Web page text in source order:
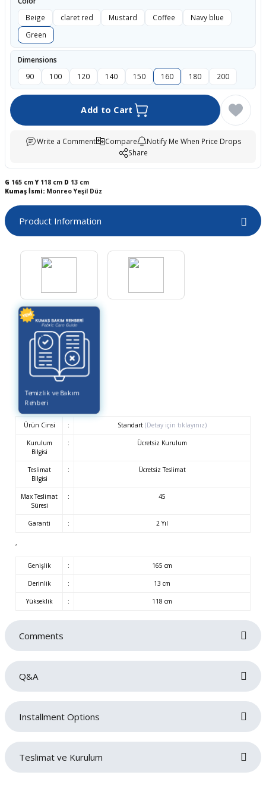
Beige
claret red Mustard Coffee
Navy blue
Green
Dimensions
90
100 120 140 150 160 180 200
Add to Cart
Write a Comment Compare
Notify Me When Price Drops
Share
G 165 cmY118 cm D 13 cm
Kumaş İsmi: Monreo Yeşil Düz
Product Information
Temizlik ve Bakım
Rehberi
Ürün Cinsi : Standart (Detay için tıklayınız)
Kurulum
Bilgisi
: Ücretsiz Kurulum
Teslimat
Bilgisi
: Ücretsiz Teslimat
Max Teslimat
Süresi
: 45
Garanti : 2 Yıl
,
Genişlik : 165 cm
Derinlik : 13 cm
Yükseklik : 118 cm
Comments
Q&A
No questions have been asked about this product yet.
Installment Options
Teslimat ve Kurulum